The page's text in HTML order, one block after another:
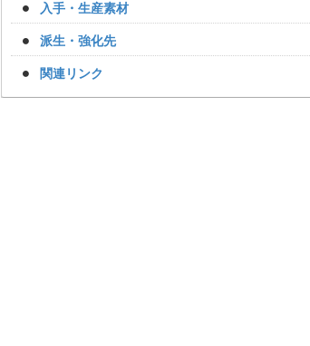
入手・生産素材
派生・強化先
関連リンク